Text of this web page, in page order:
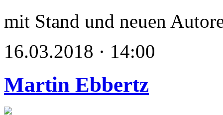
mit Stand und neuen
16.03.2018 · 14:00
Martin Ebbertz